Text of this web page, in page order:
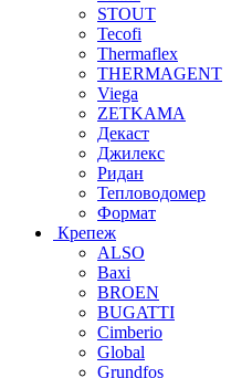
STOUT
Tecofi
Thermaflex
THERMAGENT
Viega
ZETKAMA
Декаст
Джилекс
Ридан
Тепловодомер
Формат
Крепеж
ALSO
Baxi
BROEN
BUGATTI
Cimberio
Global
Grundfos